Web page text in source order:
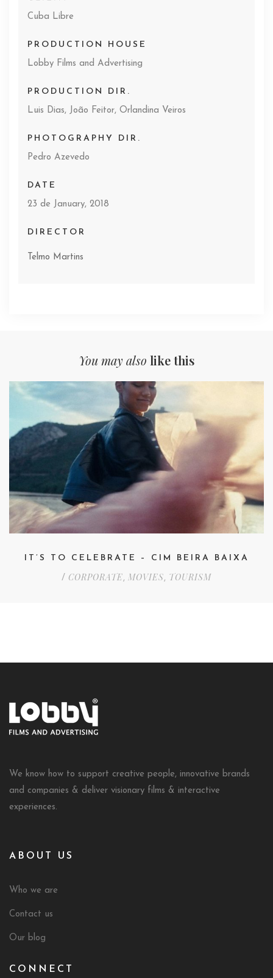
Cuba Libre
PRODUCTION HOUSE
Lobby Films and Advertising
PRODUCTION DIR.
Luis Dias, João Feitor, Orlandina Veiros
PHOTOGRAPHY DIR.
Pedro Azevedo
DATE
23 de January, 2018
DIRECTOR
Telmo Martins
You may also like this
IT’S TO CELEBRATE – CIM BEIRA BAIXA
/ CORPORATE, MOVIES, TOURISM
We know how to support creative people, innovative brands
and companies & deliver visionary films & interactive
experiences.
ABOUT US
Who we are
Contact us
Our blog
CONNECT